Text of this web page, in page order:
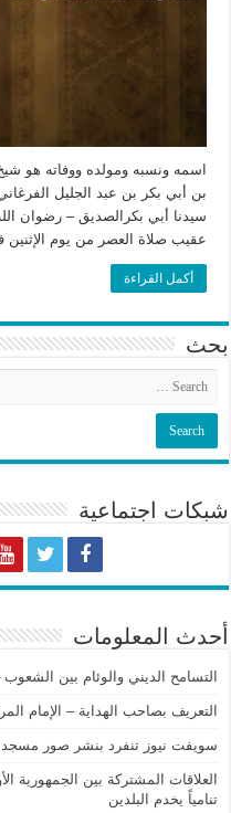
اسمه ونسبه ومولده ووفاته هو
بن أبي بكر بن عبد الجليل
سيدنا أبي بكرالصديق – رضوان
عقيب صلاة العصر من يوم
أكمل القراءة
بحث
شبكات اجتماعية
أحدث المعلومات
التسامح الديني والوئام بين
التعريف بصاحب الهداية – الإمام
سويفت نيوز تنفرد بنشر صور مسجد
العلاقات المشتركة بين الجمهورية
تنامياً يخدم البلدين